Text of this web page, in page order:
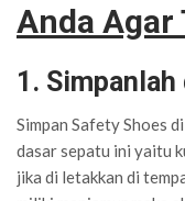
Anda Agar
1.
Simpan Safety Shoes
dasar sepatu ini yaitu
jika di letakkan di